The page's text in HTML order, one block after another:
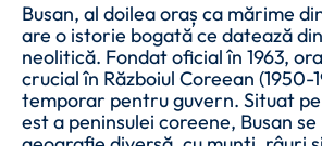
Busan, al doilea oraș ca mărime
are o istorie bogată ce datează
neolitică. Fondat oficial în 1963,
crucial în Războiul Coreean (1950-
temporar pentru guvern. Situat
est a peninsulei coreene, Busan